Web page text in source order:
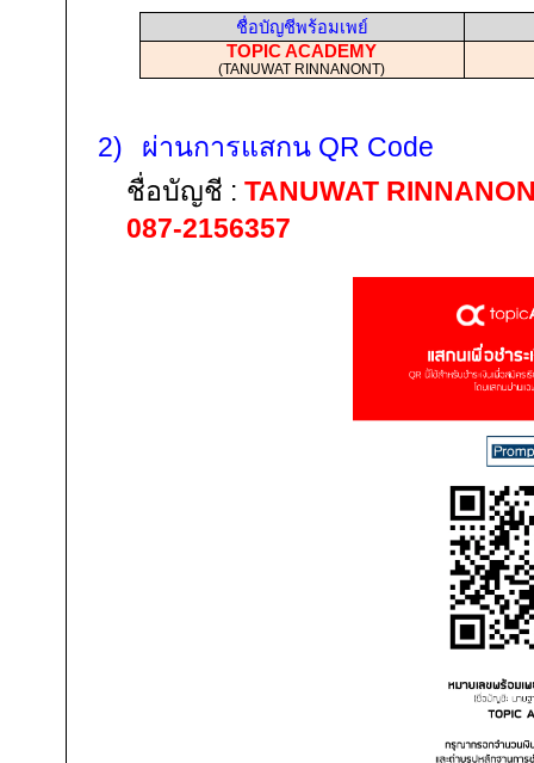
ชื่อบัญชีพร้อมเพย์
TOPIC ACADEMY
(TANUWAT RINNANONT)
2) ผ่านการแสกน QR Code
ชื่อบัญชี : TANUWAT
087-2156357